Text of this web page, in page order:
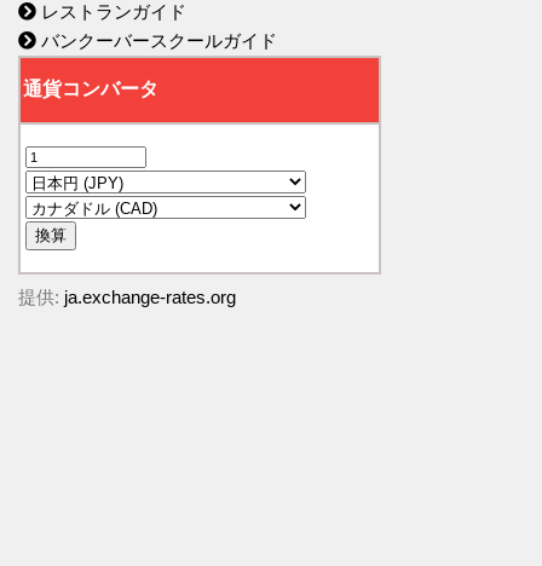
レストランガイド
バンクーバースクールガイド
提供: ja.exchange-rates.org